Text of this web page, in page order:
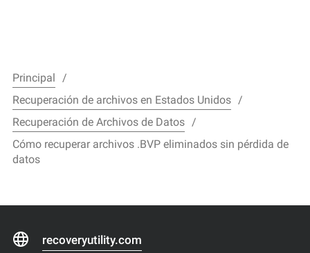
Principal
Recuperación de archivos en Estados Unidos
Recuperación de Archivos de Datos
Cómo recuperar archivos .BVP eliminados sin pérdida de
datos
recoveryutility.com